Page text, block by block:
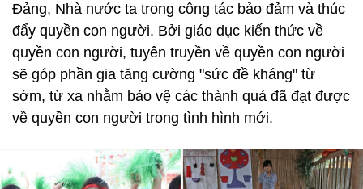
Đảng, Nhà nước ta trong công tác bảo đảm và thúc
đẩy quyền con người. Bởi giáo dục kiến thức về
quyền con người, tuyên truyền về quyền con người
sẽ góp phần gia tăng cường "sức đề kháng" từ
sớm, từ xa nhằm bảo vệ các thành quả đã đạt được
về quyền con người trong tình hình mới.